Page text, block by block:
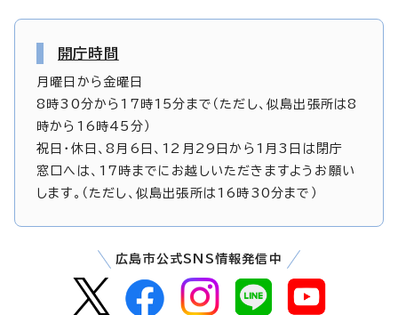
開庁時間
月曜日から金曜日
8時30分から17時15分まで（ただし、似島出張所は8
時から16時45分）
祝日・休日、8月6日、12月29日から1月3日は閉庁
窓口へは、17時までにお越しいただきますようお願い
します。（ただし、似島出張所は16時30分まで）
広島市公式SNS情報発信中